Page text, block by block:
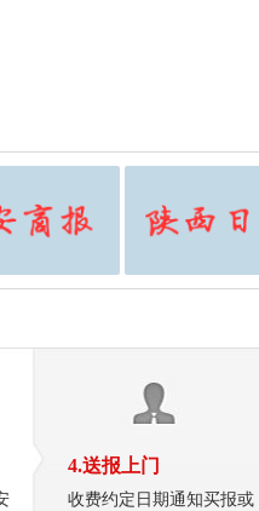
4.送报上门
收费约定日期通知买报或